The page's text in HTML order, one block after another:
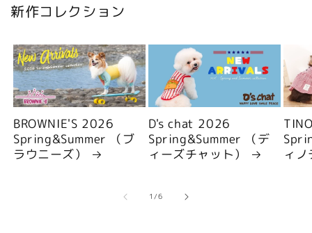
新作コレクション
BROWNIE'S 2026
Spring&Summer （ブ
ラウニーズ）
D's chat 2026
Spring&Summer （デ
ィーズチャット）
ィ
1/の
6